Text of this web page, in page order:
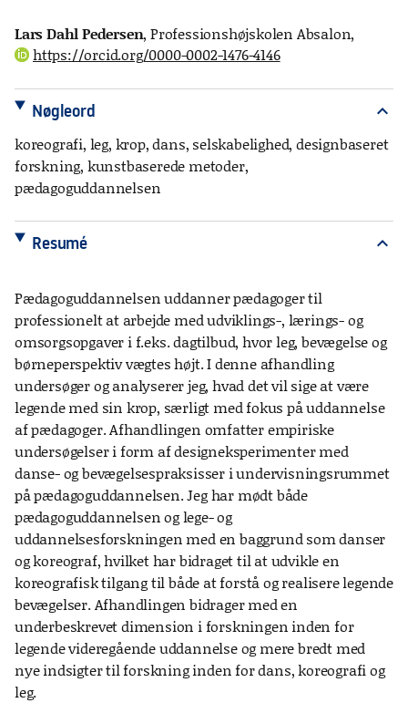
Lars Dahl Pedersen, Professionshøjskolen Absalon,
https://orcid.org/0000-0002-1476-4146
Nøgleord expand_more
koreografi, leg, krop, dans, selskabelighed, designbaseret
forskning, kunstbaserede metoder,
pædagoguddannelsen
Resumé expand_more
Pædagoguddannelsen uddanner pædagoger til
professionelt at arbejde med udviklings-, lærings- og
omsorgsopgaver i f.eks. dagtilbud, hvor leg, bevægelse og
børneperspektiv vægtes højt. I denne afhandling
undersøger og analyserer jeg, hvad det vil sige at være
legende med sin krop, særligt med fokus på uddannelse
af pædagoger. Afhandlingen omfatter empiriske
undersøgelser i form af designeksperimenter med
danse- og bevægelsespraksisser i undervisningsrummet
på pædagoguddannelsen. Jeg har mødt både
pædagoguddannelsen og lege- og
uddannelsesforskningen med en baggrund som danser
og koreograf, hvilket har bidraget til at udvikle en
koreografisk tilgang til både at forstå og realisere legende
bevægelser. Afhandlingen bidrager med en
underbeskrevet dimension i forskningen inden for
legende videregående uddannelse og mere bredt med
nye indsigter til forskning inden for dans, koreografi og
leg.